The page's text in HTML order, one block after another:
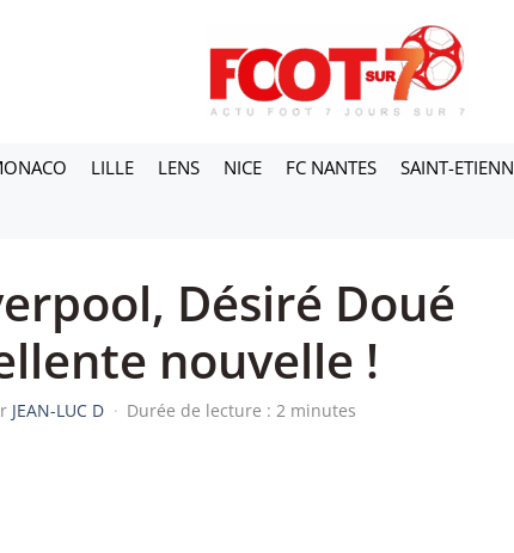
LILLE LENS NICE FC NANTES SAINT-
Désiré Doué
nouvelle !
JEAN-LUC D · Durée de lecture : 2 minutes